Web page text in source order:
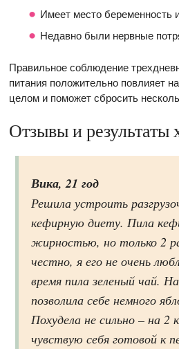
Имеет место беременность
Недавно были нервные
Правильное соблюдение
питания положительно повлияет
целом и поможет сбросить
Отзывы и
Вика, 21 год
Решила устроить
кефирную диету. Пила
жирностью, но только 2
честно, я его не очень
время пила зеленый чай.
позволила себе немного
Похудела не сильно – на 2
чувствую себя готовой к